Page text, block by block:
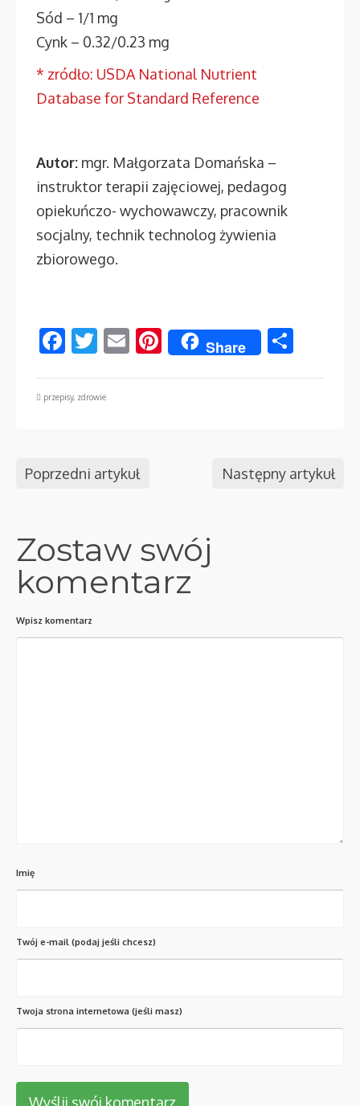
Sód – 1/1 mg
Cynk – 0.32/0.23 mg
* zródło: USDA National Nutrient
Database for Standard Reference
Autor: mgr. Małgorzata Domańska –
instruktor terapii zajęciowej, pedagog
opiekuńczo- wychowawczy, pracownik
socjalny, technik technolog żywienia
zbiorowego.
Facebook
Twitter
EmailPinterest
Share
przepisy, zdrowie
Poprzedni artykuł Następny artykuł
Zostaw swój
komentarz
Wpisz komentarz
Imię
Twój e-mail (podaj jeśli chcesz)
Twoja strona internetowa (jeśli masz)